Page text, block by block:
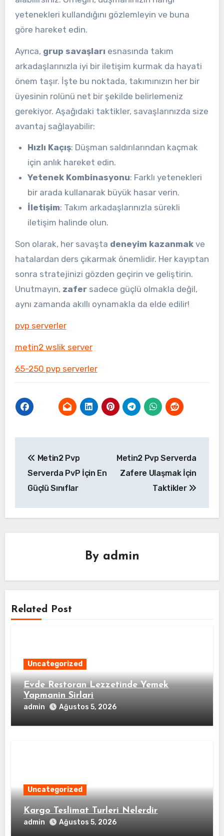
yetenekleri kullandığını gözlemleyin ve buna
göre hareket edin.
Ayrıca, grup savaşları esnasında takım
arkadaşlarınızla iyi bir iletişim kurmak da hayati
önem taşır. İşte bu noktada, takımınızın her bir
üyesinin rolünü net bir şekilde belirlemeniz
gerekiyor. Aşağıdaki taktikler, savaşlarınızda size
avantaj sağlayabilir:
Hızlı Kaçış: Düşman saldırılarından kaçmak
için anlık hareket edin.
Yetenek Kombinasyonu: Farklı yetenekleri
bir arada kullanarak büyük hasar verin.
İletişim: Takım arkadaşlarınızla sürekli
iletişim halinde olun.
Son olarak, her savaşta deneyim kazanmakve
hatalardan ders çıkarmak önemlidir. Her kayıptan
sonra stratejinizi gözden geçirin ve geliştirin.
Unutmayın, zafersadece güçlü olmakla değil,
aynı zamanda akıllı oynamakla da elde edilir!
pvp serverler
metin2 wslik server
65-250 pvp serverler
gezinmesi
Metin2 Pvp
Serverda PvP İçin En
Güçlü Sınıflar
Metin2 Pvp Serverda
Zafere Ulaşmak İçin
Taktikler
By admin
Related Post
Uncategorized
Evde Restoran Lezzetinde Yemek
Yapmanin Sirlari
admin Ağustos 5, 2026
Uncategorized
Kargo Teslimat Turleri Nelerdir
admin Ağustos 5, 2026